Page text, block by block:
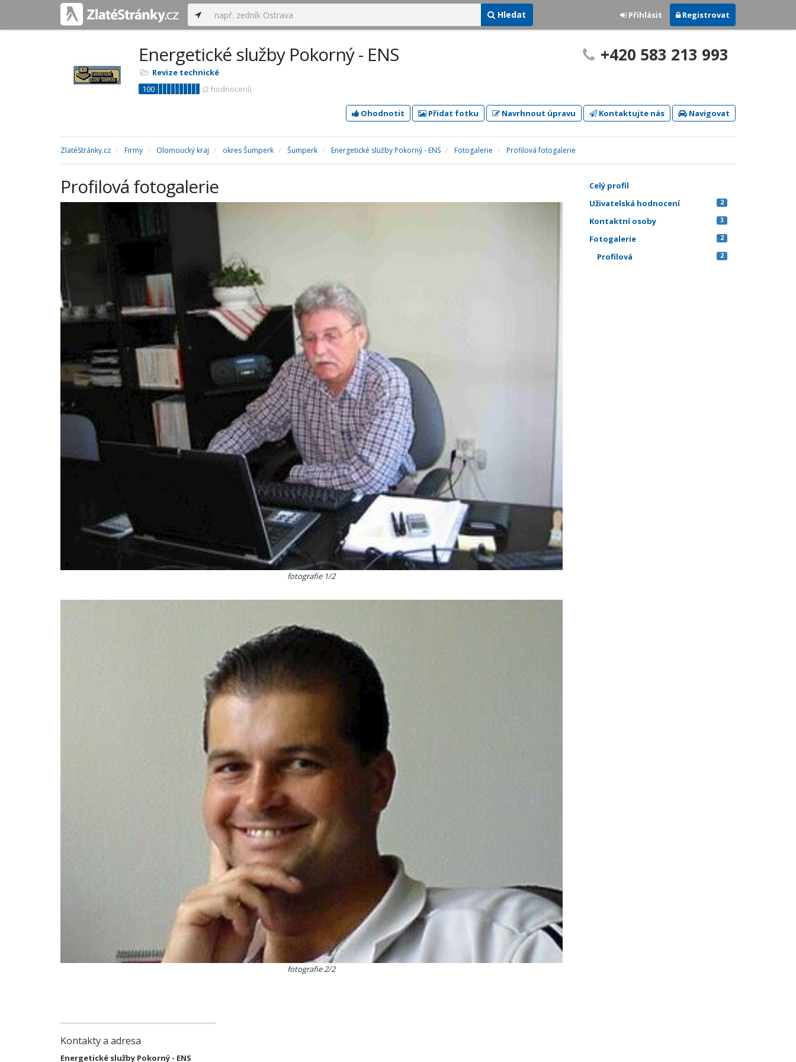
Hledat Přihlásit Registrovat
Energetické služby Pokorný - ENS
Revize technické
100
(2 hodnocení)
+420 583 213 993
Ohodnotit Přidat fotku Navrhnout úpravu Kontaktujte nás Navigovat
ZlatéStránky.cz Firmy Olomoucký kraj okres Šumperk Šumperk Energetické služby Pokorný - ENS Fotogalerie Profilová fotogalerie
Profilová fotogalerie
fotografie 1/2
fotografie 2/2
Kontakty a adresa
Energetické služby Pokorný - ENS
Celý profil
Uživatelská hodnocení
2
Kontaktní osoby 3
Fotogalerie 2
Profilová 2